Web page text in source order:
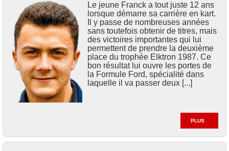
Le jeune Franck a tout juste 12 ans
lorsque démarre sa carrière en kart.
Il y passe de nombreuses années
sans toutefois obtenir de titres, mais
des victoires importantes qui lui
permettent de prendre la deuxième
place du trophée Elktron 1987. Ce
bon résultat lui ouvre les portes de
la Formule Ford, spécialité dans
laquelle il va passer deux [...]
PLUS